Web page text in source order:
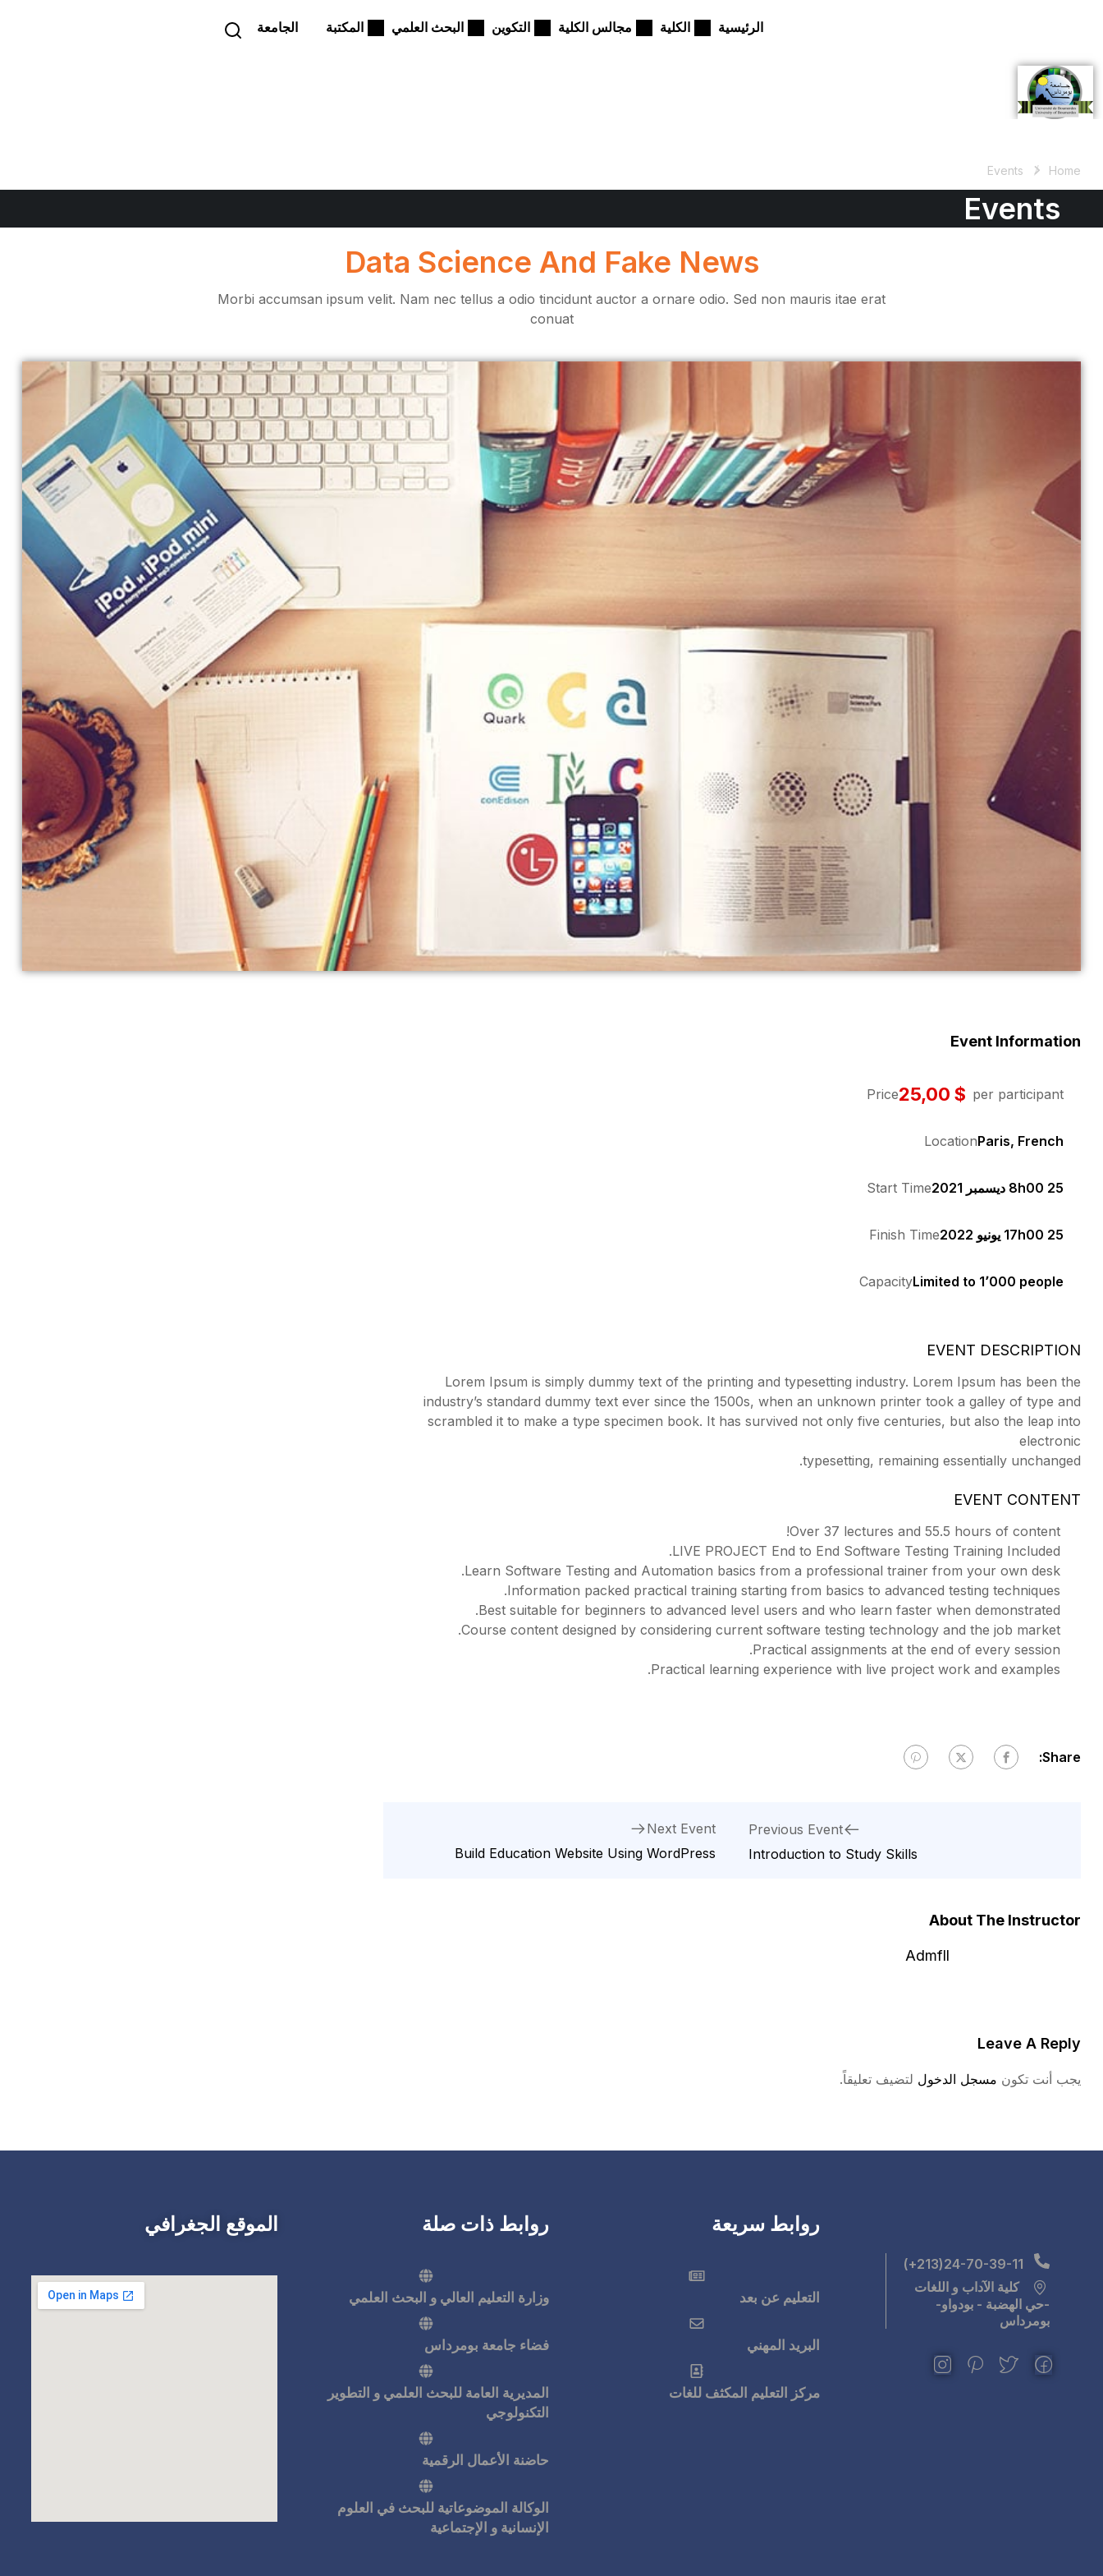
الرئيسية الكلية مجالس الكلية التكوين البحث العلمي المكتبة الجامعة
Home
Events
Events
Data Science And Fake News
Morbi accumsan ipsum velit. Nam nec tellus a odio tincidunt auctor a ornare odio. Sed non mauris itae erat
conuat
Event Information
Price $ 25,00 per participant
LocationParis, French
Start Time 8h00 25 ديسمبر 2021
Finish Time 17h00 25 يونيو 2022
CapacityLimited to 1٬000 people
EVENT DESCRIPTION
Lorem Ipsum is simply dummy text of the printing and typesetting industry. Lorem Ipsum has been the
industry’s standard dummy text ever since the 1500s, when an unknown printer took a galley of type and
scrambled it to make a type specimen book. It has survived not only five centuries, but also the leap into
electronic
typesetting, remaining essentially unchanged.
EVENT CONTENT
Over 37 lectures and 55.5 hours of content!
LIVE PROJECT End to End Software Testing Training Included.
Learn Software Testing and Automation basics from a professional trainer from your own desk.
Information packed practical training starting from basics to advanced testing techniques.
Best suitable for beginners to advanced level users and who learn faster when demonstrated.
Course content designed by considering current software testing technology and the job market.
Practical assignments at the end of every session.
Practical learning experience with live project work and examples.
Share:
Previous Event
Introduction to Study Skills
Next Event
Build Education Website Using WordPress
About The Instructor
Admfll
Leave A Reply
يجب أنت تكون مسجل الدخول لتضيف تعليقاً.
24-70-39-11(213+)
كلية الآداب و اللغات
-حي الهضبة - بودواو-
بومرداس
روابط سريعة
التعليم عن بعد
البريد المهني
مركز التعليم المكثف للغات
روابط ذات صلة
وزارة التعليم العالي و البحث العلمي
فضاء جامعة بومرداس
المديرية العامة للبحث العلمي و التطوير
التكنولوجي
حاضنة الأعمال الرقمية
الوكالة الموضوعاتية للبحث في العلوم
الإنسانية و الإجتماعية
الموقع الجغرافي